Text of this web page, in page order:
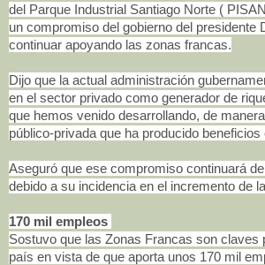
del Parque Industrial Santiago Norte (
un compromiso del gobierno del presidente
continuar apoyando las zonas francas.
Dijo que la actual administración
en el sector privado como generador de
que hemos venido desarrollando, de
público-privada que ha producido beneficios
Aseguró que ese compromiso continuará
debido a su incidencia en el incremento de
170 mil empleos
Sostuvo que las Zonas Francas son claves
país en vista de que aporta unos 170 mil